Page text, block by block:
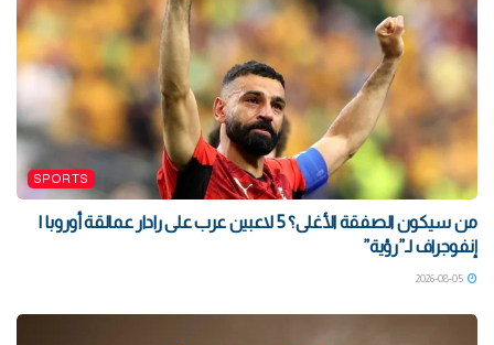
SPORTS
من سيكون الصفقة الأغلى؟ 5 لاعبين عرب على رادار عمالقة أوروبا |
إنفوجراف لـ”رؤية”